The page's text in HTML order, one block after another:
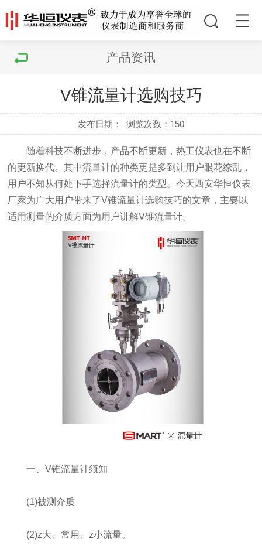
产品资讯
V锥流量计选购技巧
发布日期： 浏览次数： 150
随着科技不断进步，产品不断更新，热工仪表也在不断
的更新换代。其中流量计的种类更是多到让用户眼花缭乱，
用户不知从何处下手选择流量计的类型。今天西安华恒仪表
厂家为广大用户带来了V锥流量计选购技巧的文章，主要以
适用测量的介质方面为用户讲解V锥流量计。
一、V锥流量计须知
(1)被测介质
(2)z大、常用、z小流量。